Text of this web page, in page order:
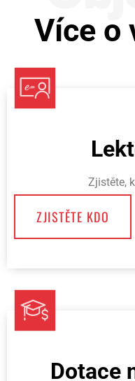
Více o
Zjistěte,
ZJISTĚTE KDO
Dotace